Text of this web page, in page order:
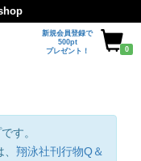
新規会員登録で
500pt
プレゼント！
0
す。
翔泳社刊行物Q＆